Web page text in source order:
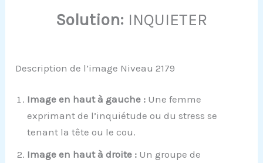
Solution: INQUIETER
Description de l’image Niveau 2179
Image en haut à gauche : Une femme
exprimant de l’inquiétude ou du stress se
tenant la tête ou le cou.
Image en haut à droite : Un groupe de